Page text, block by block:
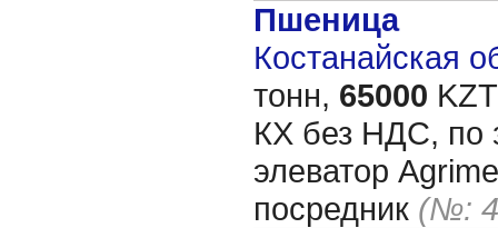
Пшеница
Костанайская
тонн, 65000
КХ без НДС, по
элеватор
посредник (№: